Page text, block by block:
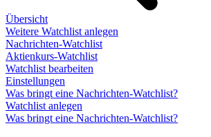
Übersicht
Weitere Watchlist anlegen
Nachrichten-Watchlist
Aktienkurs-Watchlist
Watchlist bearbeiten
Einstellungen
Was bringt eine Nachrichten-Watchlist?
Watchlist anlegen
Was bringt eine Nachrichten-Watchlist?